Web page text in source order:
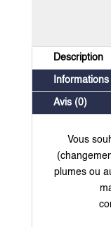
Description
Avis (0)
Vous
plumes ou